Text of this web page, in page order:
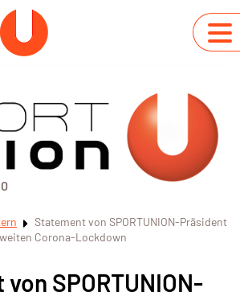
Statement von SPORTUNION-Präsident
Corona-Lockdown
SPORTUNION-